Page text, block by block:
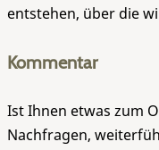
entstehen, über die
Kommentar
Ist Ihnen etwas zum
Nachfragen,